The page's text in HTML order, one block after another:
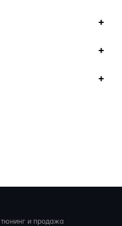
и продажа